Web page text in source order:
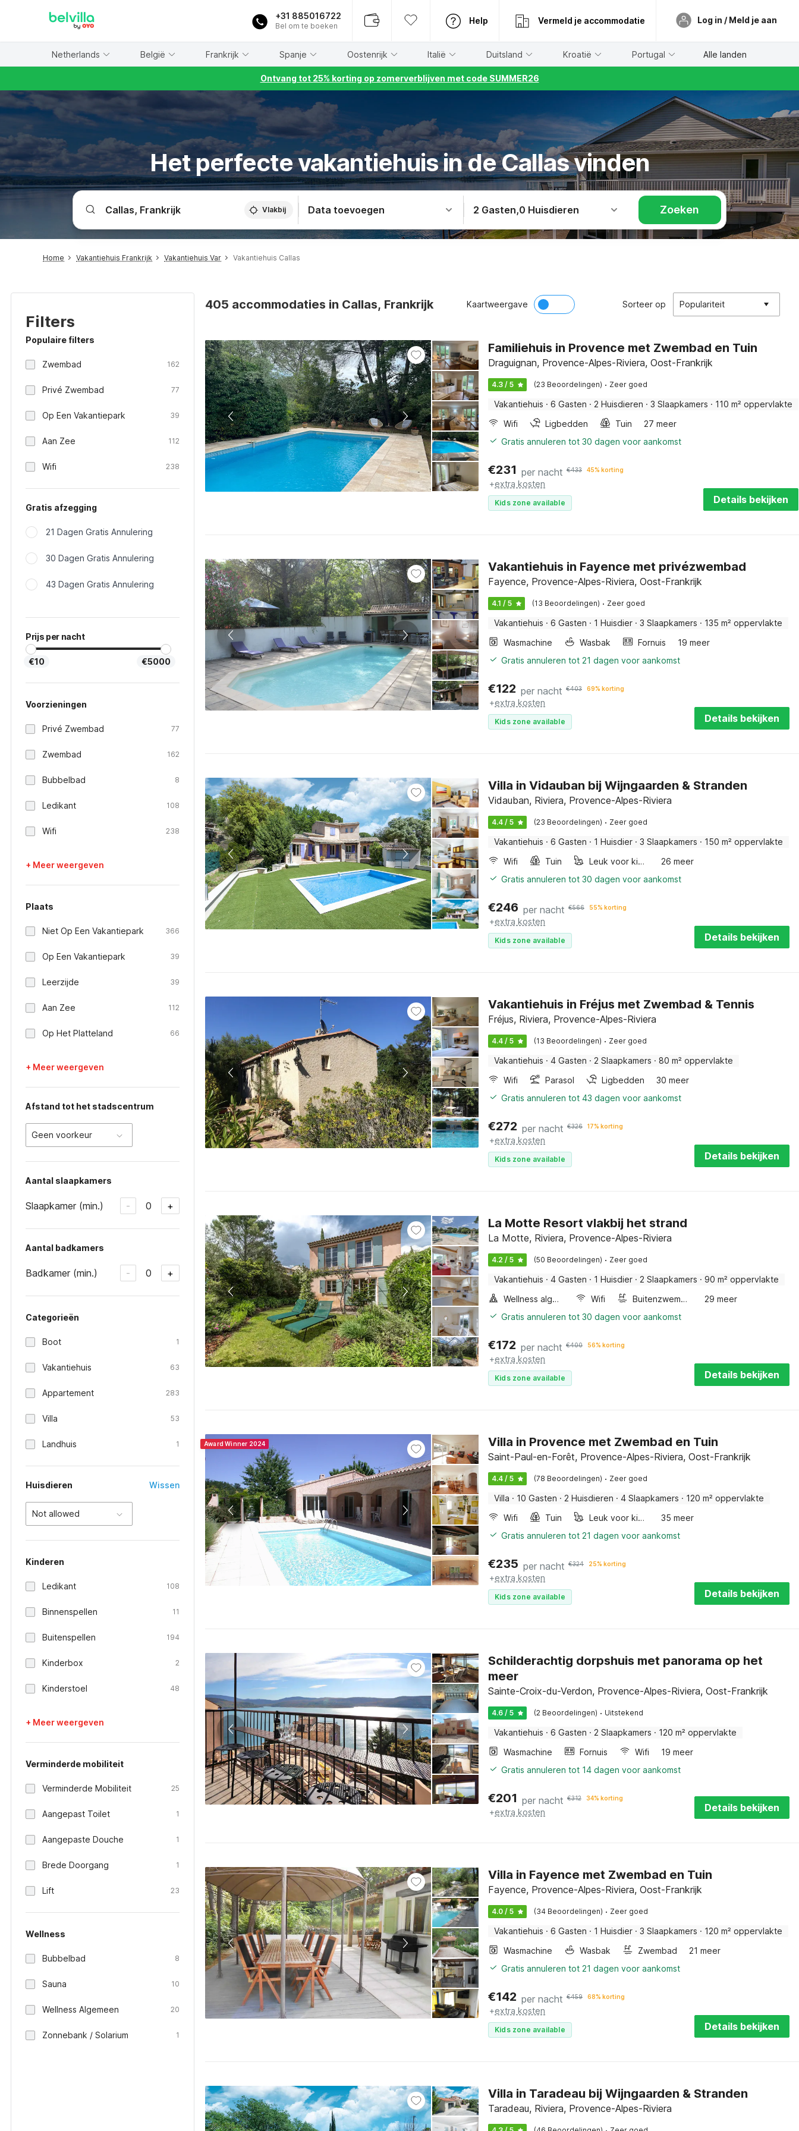
+31 885016722
Bel om te boeken
Help Vermeld je accommodatie Log in / Meld je aan
Netherlands België Frankrijk Spanje Oostenrijk Italië Duitsland Kroatië Portugal Alle landen
Ontvang tot 25% korting op zomerverblijven met code SUMMER26
Het perfecte vakantiehuis in de Callas vinden
Vlakbij Data toevoegen 2 Gasten,0 Huisdieren Zoeken
Home Vakantiehuis Frankrijk Vakantiehuis Var Vakantiehuis Callas
Filters
Populaire filters
Zwembad 162
Privé Zwembad 77
Op Een Vakantiepark 39
Aan Zee 112
Wifi 238
Gratis afzegging
21 Dagen Gratis Annulering
30 Dagen Gratis Annulering
43 Dagen Gratis Annulering
Prijs per nacht
€10 €5000
Voorzieningen
Privé Zwembad 77
Zwembad 162
Bubbelbad 8
Ledikant 108
Wifi 238
+ Meer weergeven
Plaats
Niet Op Een Vakantiepark 366
Op Een Vakantiepark 39
Leerzijde 39
Aan Zee 112
Op Het Platteland 66
+ Meer weergeven
Afstand tot het stadscentrum
Geen voorkeur
Aantal slaapkamers
Slaapkamer (min.) - 0 +
Aantal badkamers
Badkamer (min.) - 0 +
Categorieën
Boot 1
Vakantiehuis 63
Appartement 283
Villa 53
Landhuis 1
Huisdieren Wissen
Not allowed
Kinderen
Ledikant 108
Binnenspellen 11
Buitenspellen 194
Kinderbox 2
Kinderstoel 48
+ Meer weergeven
Verminderde mobiliteit
Verminderde Mobiliteit 25
Aangepast Toilet 1
Aangepaste Douche 1
Brede Doorgang 1
Lift 23
Wellness
Bubbelbad 8
Sauna 10
Wellness Algemeen 20
Zonnebank / Solarium 1
405 accommodaties in Callas, Frankrijk Kaartweergave Sorteer op Populariteit
Familiehuis in Provence met Zwembad en Tuin
Draguignan, Provence-Alpes-Riviera, Oost-Frankrijk
4.3 / 5 (23 Beoordelingen) · Zeer goed
Vakantiehuis · 6 Gasten · 2 Huisdieren · 3 Slaapkamers · 110 m² oppervlakte
Wifi
Ligbedden Tuin
27 meer
Gratis annuleren tot 30 dagen voor aankomst
€231 per nacht €433 45% korting
+extra kosten
Kids zone available Details bekijken
Vakantiehuis in Fayence met privézwembad
Fayence, Provence-Alpes-Riviera, Oost-Frankrijk
4.1 / 5 (13 Beoordelingen) · Zeer goed
Vakantiehuis · 6 Gasten · 1 Huisdier · 3 Slaapkamers · 135 m² oppervlakte
Wasmachine
Wasbak Fornuis
19 meer
Gratis annuleren tot 21 dagen voor aankomst
€122 per nacht €403 69% korting
+extra kosten
Kids zone available Details bekijken
Villa in Vidauban bij Wijngaarden & Stranden
Vidauban, Riviera, Provence-Alpes-Riviera
4.4 / 5 (23 Beoordelingen) · Zeer goed
Vakantiehuis · 6 Gasten · 1 Huisdier · 3 Slaapkamers · 150 m² oppervlakte
Wifi
Tuin Leuk voor kinderen
26 meer
Gratis annuleren tot 30 dagen voor aankomst
€246 per nacht €566 55% korting
+extra kosten
Kids zone available Details bekijken
Vakantiehuis in Fréjus met Zwembad & Tennis
Fréjus, Riviera, Provence-Alpes-Riviera
4.4 / 5 (13 Beoordelingen) · Zeer goed
Vakantiehuis · 4 Gasten · 2 Slaapkamers · 80 m² oppervlakte
Wifi
Parasol Ligbedden
30 meer
Gratis annuleren tot 43 dagen voor aankomst
€272 per nacht €326 17% korting
+extra kosten
Kids zone available Details bekijken
La Motte Resort vlakbij het strand
La Motte, Riviera, Provence-Alpes-Riviera
4.2 / 5 (50 Beoordelingen) · Zeer goed
Vakantiehuis · 4 Gasten · 1 Huisdier · 2 Slaapkamers · 90 m² oppervlakte
Wellness algemeen
Wifi Buitenzwembad
29 meer
Gratis annuleren tot 30 dagen voor aankomst
€172 per nacht €400 56% korting
+extra kosten
Kids zone available Details bekijken
Award Winner 2024 Villa in Provence met Zwembad en Tuin
Saint-Paul-en-Forêt, Provence-Alpes-Riviera, Oost-Frankrijk
4.4 / 5 (78 Beoordelingen) · Zeer goed
Villa · 10 Gasten · 2 Huisdieren · 4 Slaapkamers · 120 m² oppervlakte
Wifi
Tuin Leuk voor kinderen
35 meer
Gratis annuleren tot 21 dagen voor aankomst
€235 per nacht €324 25% korting
+extra kosten
Kids zone available Details bekijken
Schilderachtig dorpshuis met panorama op het
meer
Sainte-Croix-du-Verdon, Provence-Alpes-Riviera, Oost-Frankrijk
4.6 / 5 (2 Beoordelingen) · Uitstekend
Vakantiehuis · 6 Gasten · 2 Slaapkamers · 120 m² oppervlakte
Wasmachine
Fornuis Wifi
19 meer
Gratis annuleren tot 14 dagen voor aankomst
€201 per nacht €312 34% korting
+extra kosten Details bekijken
Villa in Fayence met Zwembad en Tuin
Fayence, Provence-Alpes-Riviera, Oost-Frankrijk
4.0 / 5 (34 Beoordelingen) · Zeer goed
Vakantiehuis · 6 Gasten · 1 Huisdier · 3 Slaapkamers · 120 m² oppervlakte
Wasmachine
Wasbak Zwembad
21 meer
Gratis annuleren tot 21 dagen voor aankomst
€142 per nacht €459 68% korting
+extra kosten
Kids zone available Details bekijken
Villa in Taradeau bij Wijngaarden & Stranden
Taradeau, Riviera, Provence-Alpes-Riviera